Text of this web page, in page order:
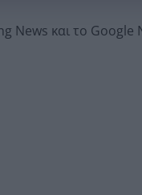
News και το Google